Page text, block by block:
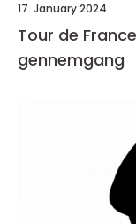
17. January 2024
Tour de
gennemgang